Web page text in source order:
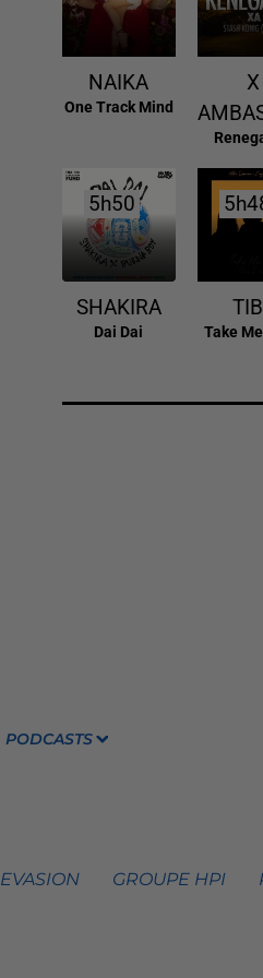
NAIKA
One Track Mind
X
5h50
5h50
SHAKIRA
Dai Dai Take
PODCASTS
GROUPE HPI